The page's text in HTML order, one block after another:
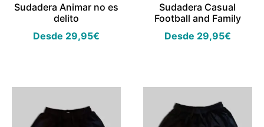
Sudadera Animar no es
delito
Desde 29,95€
Sudadera Casual
Football and Family
Desde 29,95€